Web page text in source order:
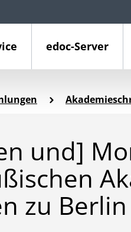
edoc-Server
und]
zu Berlin